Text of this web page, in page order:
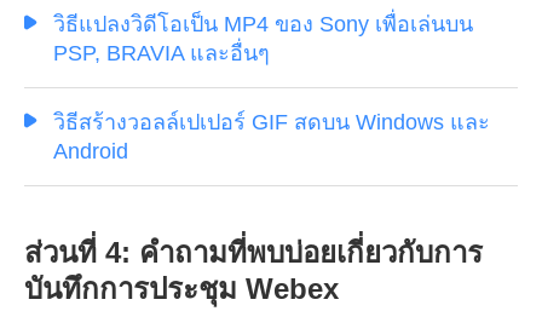
วิธีแปลงวิดีโอเป็น MP4 ของ Sony เพื่อเล่นบน
PSP, BRAVIA และอื่นๆ
วิธีสร้างวอลล์เปเปอร์ GIF สดบน Windows และ
Android
ส่วนที่ 4: คำถามที่พบบ่อยเกี่ยวกับการ
บันทึกการประชุม Webex